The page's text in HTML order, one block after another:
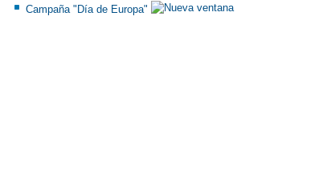
Campaña "Día de Europa"